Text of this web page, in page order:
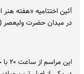
در میدان حضرت ولیعصر